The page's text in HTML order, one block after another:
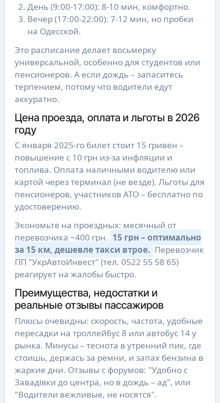
День (9:00-17:00): 8-10 мин, комфортно.
Вечер (17:00-22:00): 7-12 мин, но пробки
на Одесской.
Это расписание делает восьмерку
универсальной, особенно для студентов или
пенсионеров. А если дождь – запаситесь
терпением, потому что водители едут
аккуратно.
Цена проезда, оплата и льготы в 2026
году
С января 2025-го билет стоит 15 гривен –
повышение с 10 грн из-за инфляции и
топлива. Оплата наличными водителю или
картой через терминал (не везде). Льготы для
пенсионеров, участников АТО – бесплатно по
удостоверению.
Экономьте на проездных: месячный от
перевозчика ~400 грн. 15 грн – оптимально
за 15 км, дешевле такси втрое. Перевозчик
ПП "УкрАвтоИнвест" (тел. 0522 55 58 65)
реагирует на жалобы быстро.
Преимущества, недостатки и
реальные отзывы пассажиров
Плюсы очевидны: скорость, частота, удобные
пересадки на троллейбус 8 или автобус 14 у
рынка. Минусы – теснота в утренний пик, где
стоишь, держась за ремни, и запах бензина в
жаркие дни. Отзывы с форумов: "Удобно с
Завадівки до центра, но в дождь – ад", или
"Водители вежливые, не носятся".